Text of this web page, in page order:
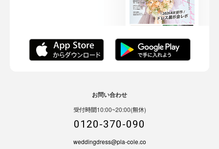
お問い合わせ
受付時間10:00~20:00(無休)
0120-370-090
weddingdress@pla-cole.co